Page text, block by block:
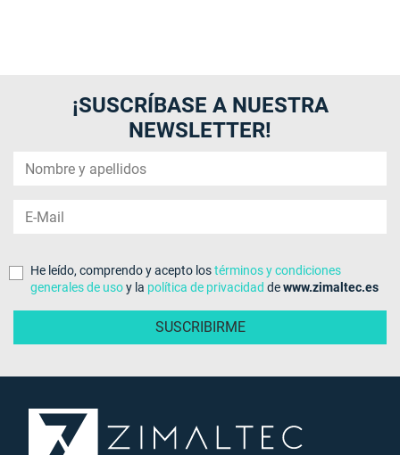
¡SUSCRÍBASE A NUESTRA
NEWSLETTER!
He leído, comprendo y acepto lostérminos y condiciones
generales de usoy la política de privacidad dewww.zimaltec.es